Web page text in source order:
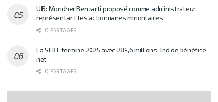
UIB: Mondher Benzarti proposé comme administrateur
représentant les actionnaires minoritaires
0 PARTAGES
La SFBT termine 2025 avec 289,6 millions Tnd de bénéfice
net
0 PARTAGES